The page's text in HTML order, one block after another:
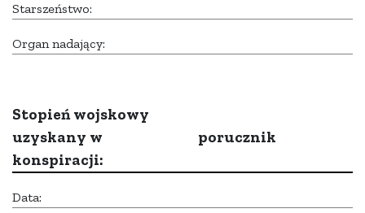
Starszeństwo:
Organ nadający:
Stopień wojskowy
uzyskany w
konspiracji:
porucznik
Data: